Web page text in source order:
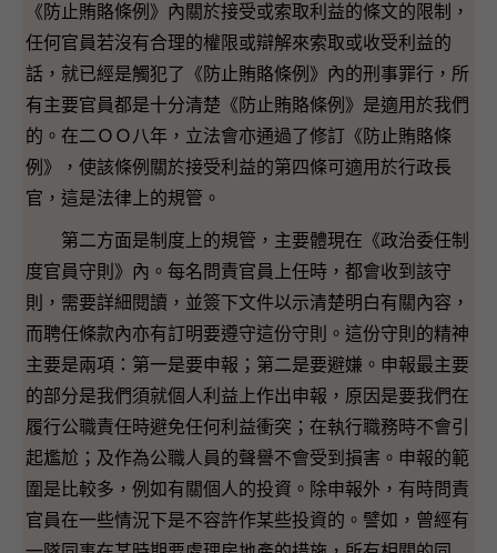
《防止賄賂條例》內關於接受或索取利益的條文的限制，
任何官員若沒有合理的權限或辯解來索取或收受利益的
話，就已經是觸犯了《防止賄賂條例》內的刑事罪行，所
有主要官員都是十分清楚《防止賄賂條例》是適用於我們
的。在二ＯＯ八年，立法會亦通過了修訂《防止賄賂條
例》，使該條例關於接受利益的第四條可適用於行政長
官，這是法律上的規管。
第二方面是制度上的規管，主要體現在《政治委任制
度官員守則》內。每名問責官員上任時，都會收到該守
則，需要詳細閱讀，並簽下文件以示清楚明白有關內容，
而聘任條款內亦有訂明要遵守這份守則。這份守則的精神
主要是兩項：第一是要申報；第二是要避嫌。申報最主要
的部分是我們須就個人利益上作出申報，原因是要我們在
履行公職責任時避免任何利益衝突；在執行職務時不會引
起尷尬；及作為公職人員的聲譽不會受到損害。申報的範
圍是比較多，例如有關個人的投資。除申報外，有時問責
官員在一些情況下是不容許作某些投資的。譬如，曾經有